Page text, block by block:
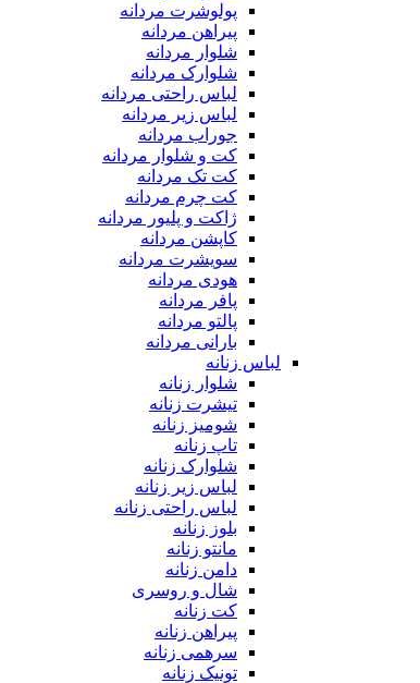
پولوشرت مردانه
پیراهن مردانه
شلوار مردانه
شلوارک مردانه
لباس راحتی مردانه
لباس زیر مردانه
جوراب مردانه
کت و شلوار مردانه
کت تک مردانه
کت چرم مردانه
ژاکت و پلیور مردانه
کاپشن مردانه
سویشرت مردانه
هودی مردانه
پافر مردانه
پالتو مردانه
بارانی مردانه
لباس زنانه
شلوار زنانه
تیشرت زنانه
شومیز زنانه
تاپ زنانه
شلوارک زنانه
لباس زیر زنانه
لباس راحتی زنانه
بلوز زنانه
مانتو زنانه
دامن زنانه
شال و روسری
کت زنانه
پیراهن زنانه
سرهمی زنانه
تونیک زنانه